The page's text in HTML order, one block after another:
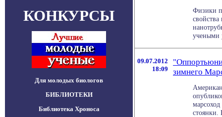
КОНКУРСЫ
Для молодых биологов
БИБЛИОТЕКИ
Библиотека Хроноса
Физики
учеными
09.07.2012
18:09
зимнего
стоянки.